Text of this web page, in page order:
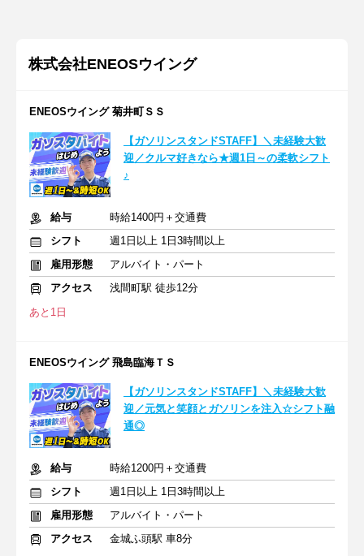
株式会社ENEOSウイング
ENEOSウイング 菊井町ＳＳ
【ガソリンスタンドSTAFF】＼未経験大歓
迎／クルマ好きなら★週1日～の柔軟シフト
♪
給与
時給1400円＋交通費
シフト
週1日以上 1日3時間以上
雇用形態
アルバイト・パート
アクセス
浅間町駅 徒歩12分
あと1日
ENEOSウイング 飛島臨海ＴＳ
【ガソリンスタンドSTAFF】＼未経験大歓
迎／元気と笑顔とガソリンを注入☆シフト融
通◎
給与
時給1200円＋交通費
シフト
週1日以上 1日3時間以上
雇用形態
アルバイト・パート
アクセス
金城ふ頭駅 車8分